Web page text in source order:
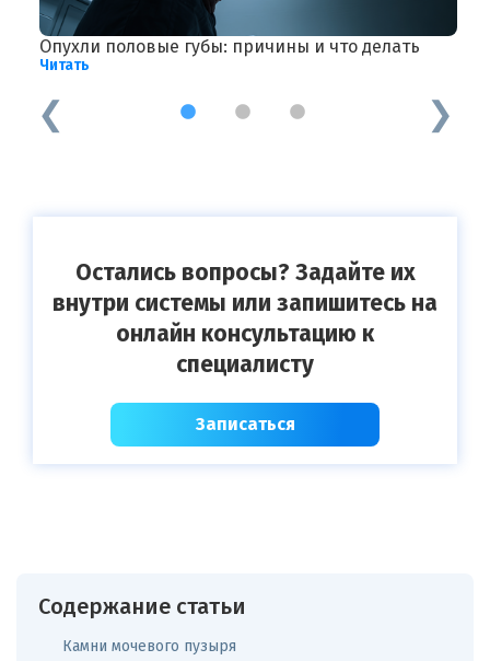
Опухли половые губы: причины и что делать
Читать
1 2 3
Остались вопросы? Задайте их
внутри системы или запишитесь на
онлайн консультацию к
специалисту
Записаться
Содержание статьи
Камни мочевого пузыря